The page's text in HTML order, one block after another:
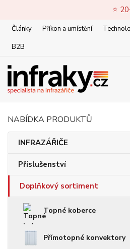
⭐
Články Příkon a umístění
B2B
NABÍDKA PRODUKTŮ
INFRAZÁŘIČE
Příslušenství
Doplňkový sortiment
Topné koberce
Přímotopné konvektory